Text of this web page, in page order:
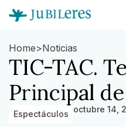
Home>Noticias
TIC-TAC.
Principal
Espectáculos octubre 14,